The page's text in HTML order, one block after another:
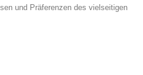
und Präferenzen des vielseitigen